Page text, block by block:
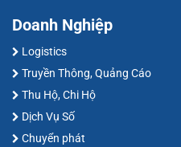
Doanh Nghiệp
Logistics
Truyền Thông, Quảng Cáo
Thu Hộ, Chi Hộ
Dịch Vụ Số
Chuyển phát